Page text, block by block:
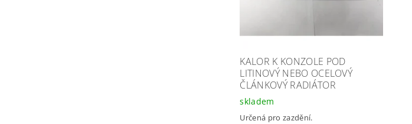
KALOR K KONZOLE POD
LITINOVÝ NEBO OCELOVÝ
ČLÁNKOVÝ RADIÁTOR
skladem
Určená pro zazdění.